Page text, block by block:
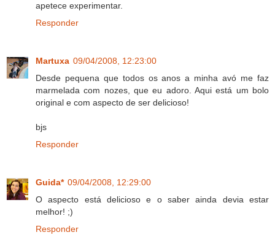
apetece experimentar.
Responder
Martuxa 09/04/2008, 12:23:00
Desde pequena que todos os anos a minha avó me faz
marmelada com nozes, que eu adoro. Aqui está um bolo
original e com aspecto de ser delicioso!
bjs
Responder
Guida* 09/04/2008, 12:29:00
O aspecto está delicioso e o saber ainda devia estar
melhor! ;)
Responder